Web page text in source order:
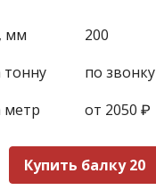
мм
200
тонну
по звонку
метр
от 2050 ₽
Купить балку 20